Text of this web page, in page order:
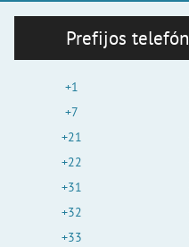
Prefijos
+1
+7
+21
+22
+31
+32
+33